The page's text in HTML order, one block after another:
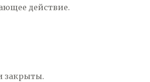
действие.
закрыты.